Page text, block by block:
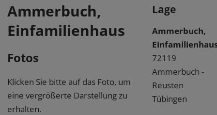
Ammerbuch,
Einfamilienhaus
Fotos
Klicken Sie bitte auf das Foto, um
eine vergrößerte Darstellung zu
erhalten.
Lage
Ammerbuch,
72119
Ammerbuch -
Reusten
Tübingen